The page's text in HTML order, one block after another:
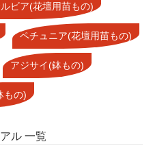
ビア(花壇用苗もの)
ペチュニア(花壇用苗もの)
アジサイ(鉢もの)
もの)
ル 一覧